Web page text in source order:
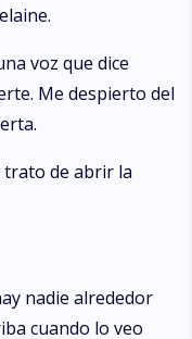
voz que dice
Me despierto del
de abrir la
nadie alrededor
cuando lo veo